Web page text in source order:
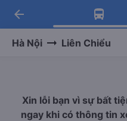
Tải app
Nhận ưu đãi
Tải app
-30k/ghế khi
arrow_back
Hà Nội Liên Chiểu
Xin lỗi bạn vì sự bất
ngay khi có thông tin